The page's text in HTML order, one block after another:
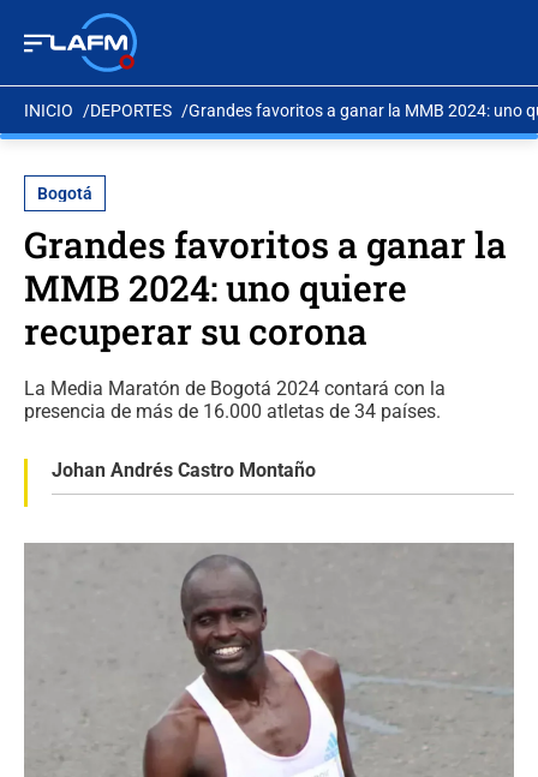
INICIO DEPORTES Grandes favoritos a ganar la MMB 2024: uno
Bogotá
Grandes favoritos a ganar la
MMB 2024: uno quiere
recuperar su corona
La Media Maratón de Bogotá 2024 contará con la
presencia de más de 16.000 atletas de 34 países.
Johan Andrés Castro Montaño